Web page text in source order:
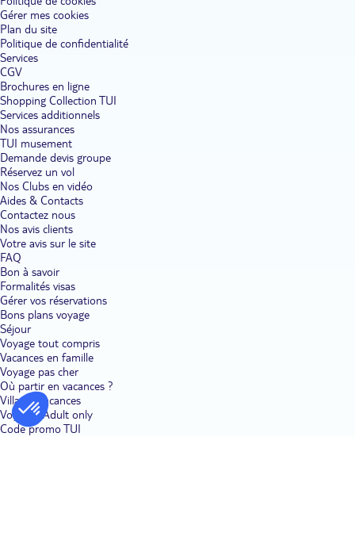
Gérer mes cookies
Plan du site
Politique de confidentialité
Services
CGV
Brochures en ligne
Shopping Collection TUI
Services additionnels
Nos assurances
TUI musement
Demande devis groupe
Réservez un vol
Nos Clubs en vidéo
Aides & Contacts
Contactez nous
Nos avis clients
Votre avis sur le site
FAQ
Bon à savoir
Formalités visas
Gérer vos réservations
Bons plans voyage
Séjour
Voyage tout compris
Vacances en famille
Voyage pas cher
Où partir en vacances ?
Villages vacances
Voyages Adult only
Code promo TUI